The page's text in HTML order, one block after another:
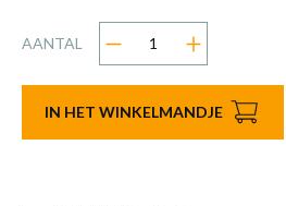
AANTAL
IN HET WINKELMANDJE